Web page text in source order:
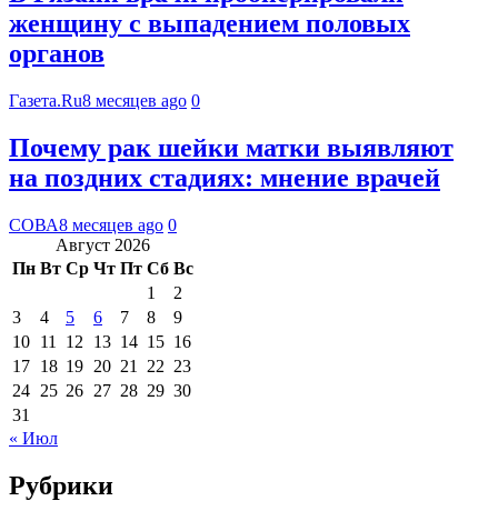
женщину с выпадением половых
органов
Газета.Ru8 месяцев ago 0
Почему рак шейки матки выявляют
на поздних стадиях: мнение врачей
СОВА8 месяцев ago 0
Август 2026
Пн Вт Ср Чт Пт Сб Вс
1
2
3
4 5 6 7 8
9
10 11 12 13 14 15 16
17 18 19 20 21 22 23
24 25 26 27 28 29 30
31
« Июл
Рубрики